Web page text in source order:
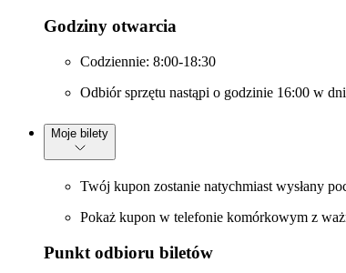
Godziny otwarcia
Codziennie: 8:00-18:30
Odbiór sprzętu nastąpi o godzinie 16:00 w
Moje bilety
Twój kupon zostanie natychmiast wysłany
Pokaż kupon w telefonie komórkowym z
Punkt odbioru biletów